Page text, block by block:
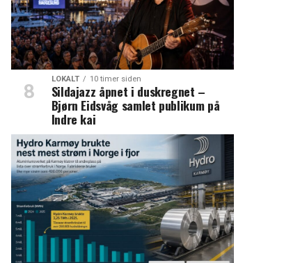
LOKALT 10 timer siden
Sildajazz åpnet i duskregnet –
Bjørn Eidsvåg samlet publikum på
Indre kai